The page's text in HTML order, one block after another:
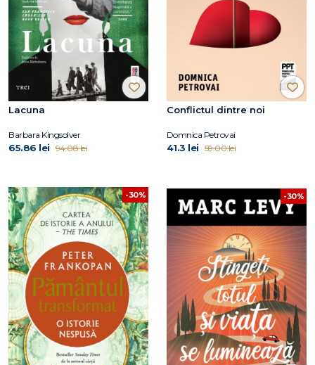
Lacuna
Barbara Kingsolver
65.86 lei 94.08 lei
Conflictul dintre noi
Domnica Petrovai
41.3 lei 59.00 lei
-30% -30%